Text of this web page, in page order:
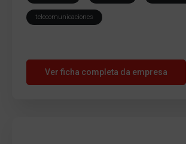
telecomunicaciones
Ver ficha completa da empresa